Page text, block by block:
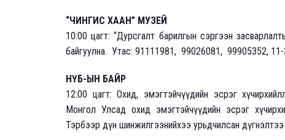
“ЧИНГИС ХААН” МУЗЕЙ
10:00 цагт: “Дурсгалт барилгын сэргээн
байгуулна. Утас: 91111981, 99026081, 99905352,
НҮБ-ЫН БАЙР
12:00 цагт: Охид, эмэгтэйчүүдийн эсрэг
Монгол Улсад охид эмэгтэйчүүдийн эсрэг
Тэрбээр дүн шинжилгээнийхээ урьдчилсан